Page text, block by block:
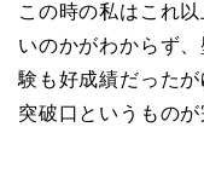
この時の私はこれ
いのかがわからず
験も好成績だった
突破口というもの